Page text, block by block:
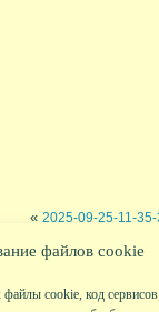
файлов cookie
файлы cookie, код
« 2025-09-25-11-